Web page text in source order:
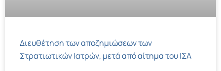
Διευθέτηση των αποζημιώσεων των
Στρατιωτικών Ιατρών, μετά από αίτημα του ΙΣΑ